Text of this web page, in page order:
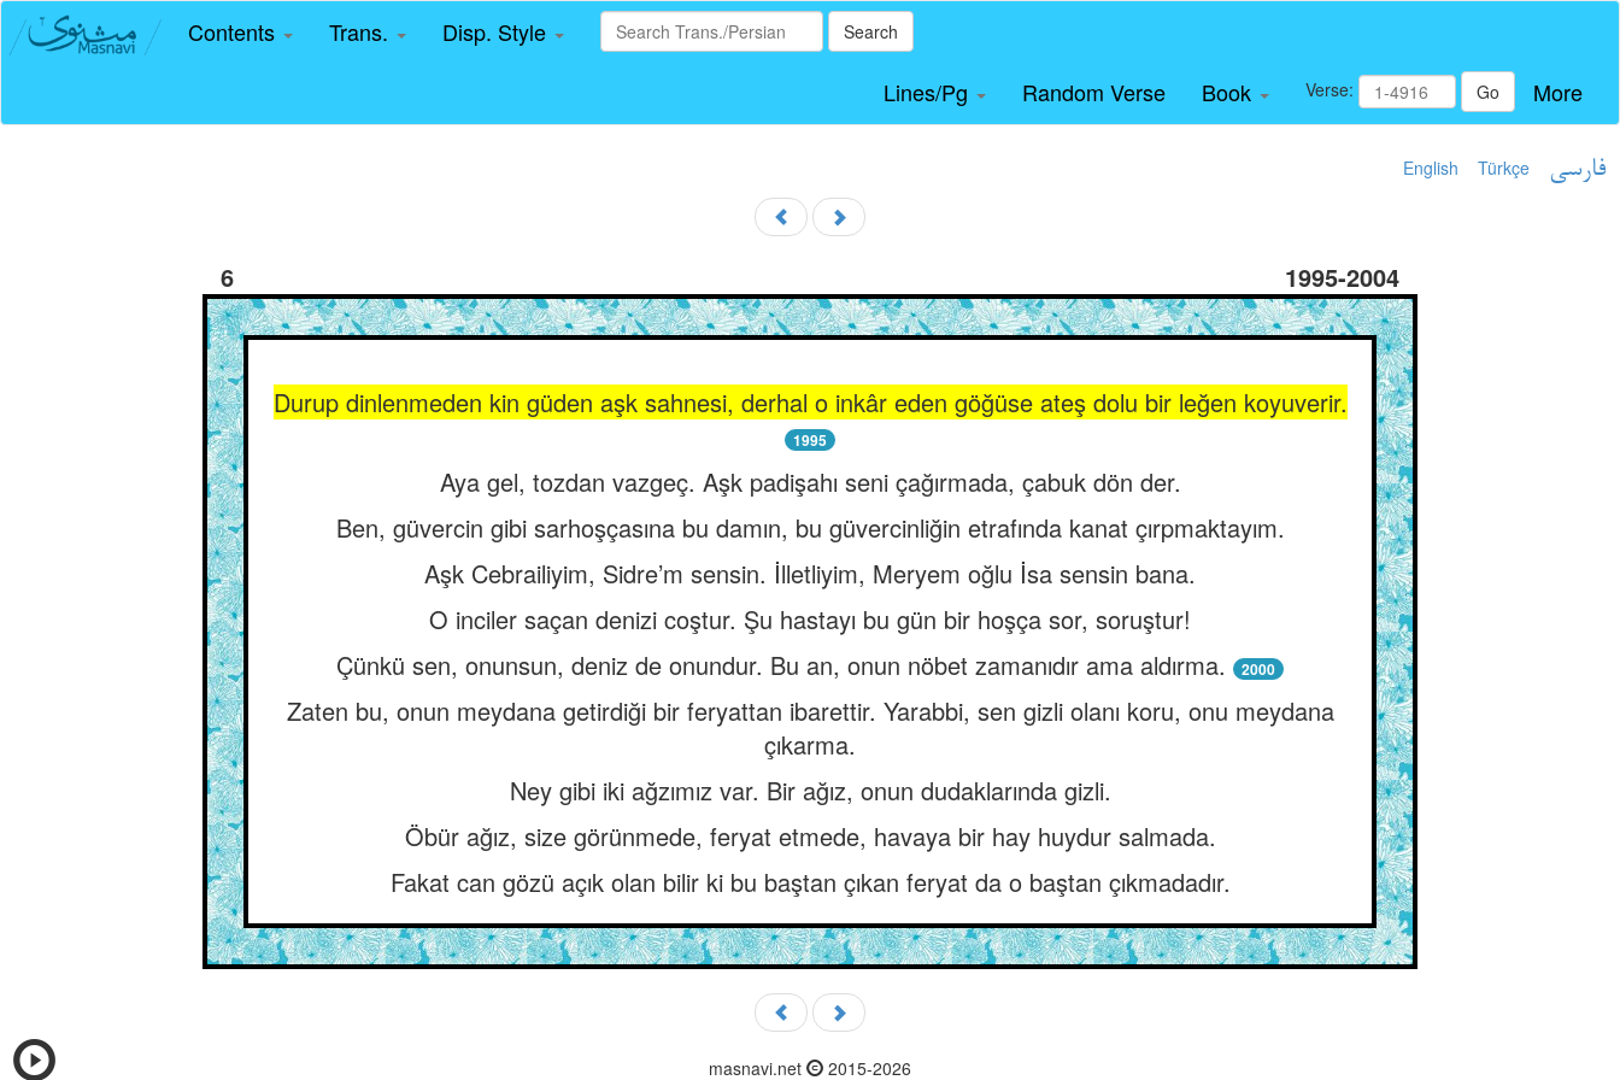
Contents Trans. Disp. Style Search
Lines/Pg Random Verse Book Verse: Go More
English Türkçe فارسی
6 1995-2004
Durup dinlenmeden kin güden aşk sahnesi, derhal o inkâr eden göğüse ateş dolu bir leğen koyuverir.
1995
Aya gel, tozdan vazgeç. Aşk padişahı seni çağırmada, çabuk dön der.
Ben, güvercin gibi sarhoşçasına bu damın, bu güvercinliğin etrafında kanat çırpmaktayım.
Aşk Cebrailiyim, Sidre’m sensin. İlletliyim, Meryem oğlu İsa sensin bana.
O inciler saçan denizi coştur. Şu hastayı bu gün bir hoşça sor, soruştur!
Çünkü sen, onunsun, deniz de onundur. Bu an, onun nöbet zamanıdır ama aldırma.
2000
Zaten bu, onun meydana getirdiği bir feryattan ibarettir. Yarabbi, sen gizli olanı koru, onu meydana
çıkarma.
Ney gibi iki ağzımız var. Bir ağız, onun dudaklarında gizli.
Öbür ağız, size görünmede, feryat etmede, havaya bir hay huydur salmada.
Fakat can gözü açık olan bilir ki bu baştan çıkan feryat da o baştan çıkmadadır.
masnavi.net 2015-2026